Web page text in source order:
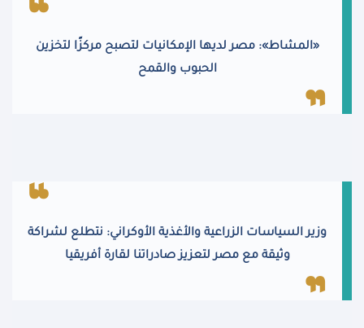
«المشاط»: مصر لديها الإمكانيات لتصبح مركزًا لتخزين
الحبوب والقمح
وزير السياسات الزراعية والأغذية الأوكراني: نتطلع لشراكة
وثيقة مع مصر لتعزيز صادراتنا لقارة أفريقيا